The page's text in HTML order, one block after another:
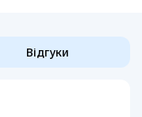
Відгуки